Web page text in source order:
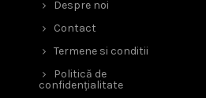
Despre noi
Contact
Termene si conditii
Politică de
confidențialitate